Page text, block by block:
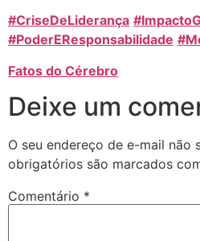
#CriseDeLiderança
#PoderEResponsabilidade
Fatos do Cérebro
Deixe um
O seu endereço de e-mail não
obrigatórios são marcados
Comentário *